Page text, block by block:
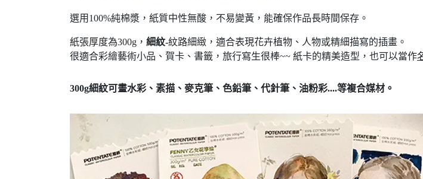
選用100%純棉漿，紙質中性無酸，不易變黃，能確保作品長時間保存。
紙張厚度為300g， 細紋-紋路細緻，適合表現花卉植物、人物或精細描寫的插畫。
很適合彩繪藝術小品、賀卡 、 書籤，旅行寫生很棒~~ 紙卡的精美造型，也可以當作
300g細紋可畫水彩、素描、麥克筆、色鉛筆 、代針筆 、油粉彩....等複合媒材。